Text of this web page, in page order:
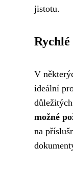
jistotu.
Rychlé
V
ideální
možné
na